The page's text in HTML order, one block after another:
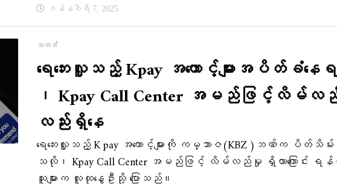
ဇန်နဝါရီ 7, 2025
သတင်း
ရေ​ဘေးလှူသည့် Kpay အ​ကောင့်များအပိတ်ခံ​န
၊ Kpay Call Center အမည်ဖြင့်လိမ်လည်
လည်းရှိ​နေ
ရေဘေးလှူသည့် K pay အကောင့်များကို က​မ္ဘာဇ(KBZ )ဘဏ်က ပိတ်သိမ်
သလို၊ Kpay Call Center အမည်ဖြင့် လိမ်လည်မှု ရှိလာကြောင်း ရ
သူများက လူထုနွေဦးသို့ ပြောသည်။